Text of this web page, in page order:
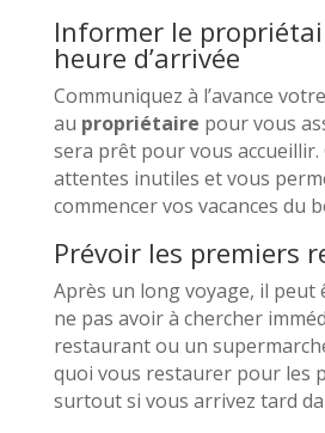
Informer le
heure d’arrivée
Communiquez à l’avance
au propriétaire pour vous
sera prêt pour vous accueillir.
attentes inutiles et vous
commencer vos vacances du
Prévoir les premiers
Après un long voyage, il peut
ne pas avoir à chercher
restaurant ou un
quoi vous restaurer pour les
surtout si vous arrivez tard